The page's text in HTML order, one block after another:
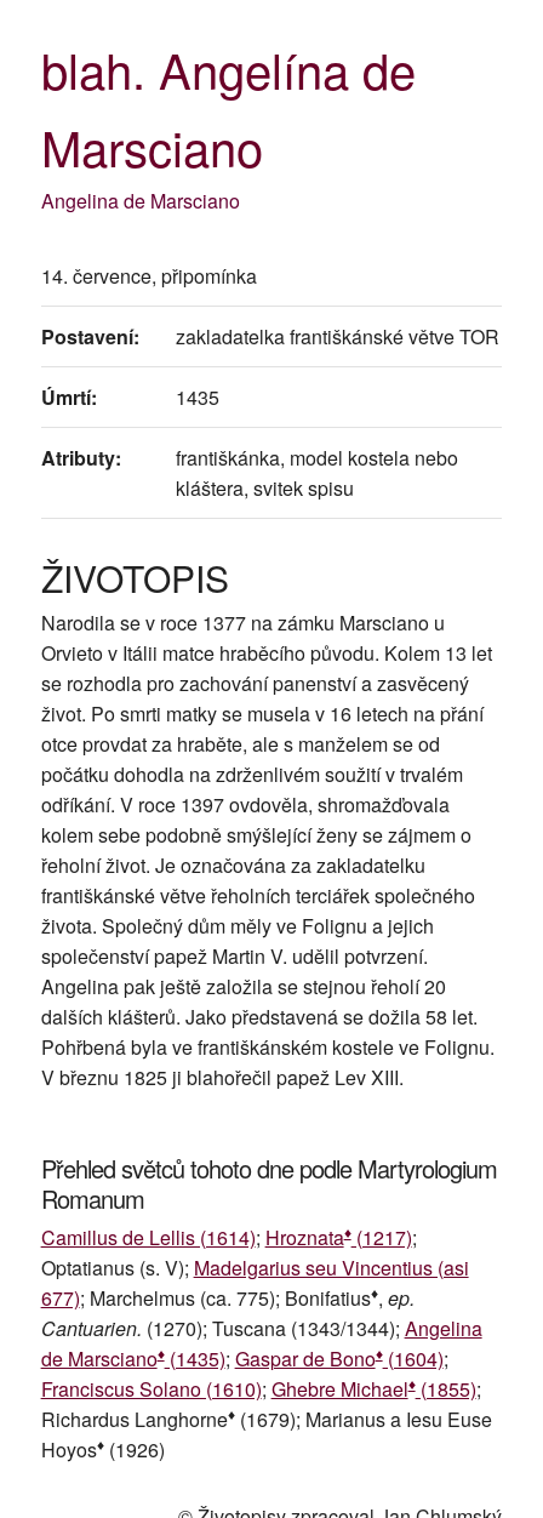
blah. Angelína de
Marsciano
Angelina de Marsciano
14. července, připomínka
Postavení: zakladatelka františkánské větve TOR
Úmrtí: 1435
Atributy:
františkánka, model kostela nebo
kláštera, svitek spisu
ŽIVOTOPIS
Narodila se v roce 1377 na zámku Marsciano u
Orvieto v Itálii matce hraběcího původu. Kolem 13 let
se rozhodla pro zachování panenství a zasvěcený
život. Po smrti matky se musela v 16 letech na přání
otce provdat za hraběte, ale s manželem se od
počátku dohodla na zdrženlivém soužití v trvalém
odříkání. V roce 1397 ovdověla, shromažďovala
kolem sebe podobně smýšlející ženy se zájmem o
řeholní život. Je označována za zakladatelku
františkánské větve řeholních terciářek společného
života. Společný dům měly ve Folignu a jejich
společenství papež Martin V. udělil potvrzení.
Angelina pak ještě založila se stejnou řeholí 20
dalších klášterů. Jako představená se dožila 58 let.
Pohřbená byla ve františkánském kostele ve Folignu.
V březnu 1825 ji blahořečil papež Lev XIII.
Přehled světců tohoto dne podle Martyrologium
Romanum
Camillus de Lellis (1614); Hroznata♦(1217);
Optatianus (s. V); Madelgarius seu Vincentius (asi
677); Marchelmus (ca. 775); Bonifatius♦, ep.
Cantuarien. (1270); Tuscana (1343/1344); Angelina
de Marsciano♦(1435); Gaspar de Bono♦(1604);
Franciscus Solano (1610); Ghebre Michael♦(1855);
Richardus Langhorne♦(1679); Marianus a Iesu Euse
Hoyos♦(1926)